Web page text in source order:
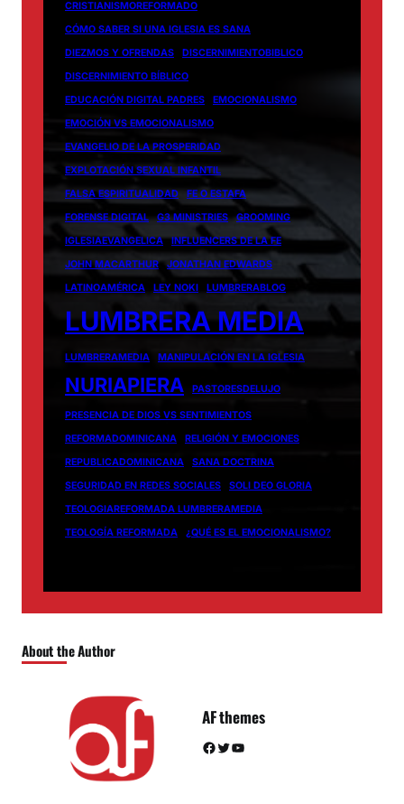
CRISTIANISMOREFORMADO
CÓMO SABER SI UNA IGLESIA ES SANA
DIEZMOS Y OFRENDAS
DISCERNIMIENTOBIBLICO
DISCERNIMIENTO BÍBLICO
EDUCACIÓN DIGITAL PADRES
EMOCIONALISMO
EMOCIÓN VS EMOCIONALISMO
EVANGELIO DE LA PROSPERIDAD
EXPLOTACIÓN SEXUAL INFANTIL
FALSA ESPIRITUALIDAD
FE O ESTAFA
FORENSE DIGITAL
G3 MINISTRIES
GROOMING
IGLESIAEVANGELICA
INFLUENCERS DE LA FE
JOHN MACARTHUR
JONATHAN EDWARDS
LATINOAMÉRICA
LEY NOKI LUMBRERABLOG
LUMBRERA MEDIA
LUMBRERAMEDIA MANIPULACIÓN EN LA IGLESIA
NURIAPIERA PASTORESDELUJO
PRESENCIA DE DIOS VS SENTIMIENTOS
REFORMADOMINICANA
RELIGIÓN Y EMOCIONES
REPUBLICADOMINICANA
SANA DOCTRINA
SEGURIDAD EN REDES SOCIALES
SOLI DEO GLORIA
TEOLOGIAREFORMADA LUMBRERAMEDIA
TEOLOGÍA REFORMADA
¿QUÉ ES EL EMOCIONALISMO?
About the Author
AF themes
Facebook Twitter YouTube